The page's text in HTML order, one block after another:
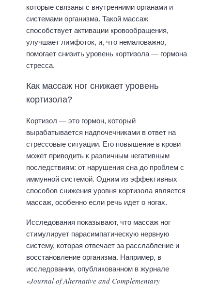
которые связаны с внутренними органами и
системами организма. Такой массаж
способствует активации кровообращения,
улучшает лимфоток, и, что немаловажно,
помогает снизить уровень кортизола — гормона
стресса.
Как массаж ног снижает уровень
кортизола?
Кортизол — это гормон, который
вырабатывается надпочечниками в ответ на
стрессовые ситуации. Его повышение в крови
может приводить к различным негативным
последствиям: от нарушения сна до проблем с
иммунной системой. Одним из эффективных
способов снижения уровня кортизола является
массаж, особенно если речь идет о ногах.
Исследования показывают, что массаж ног
стимулирует парасимпатическую нервную
систему, которая отвечает за расслабление и
восстановление организма. Например, в
исследовании, опубликованном в журнале
«Journal of Alternative and Complementary